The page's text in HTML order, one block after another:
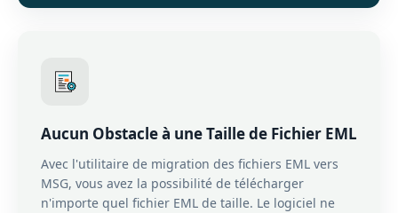
Aucun Obstacle à une Taille de Fichier EML
Avec l'utilitaire de migration des fichiers EML vers
MSG, vous avez la possibilité de télécharger
n'importe quel fichier EML de taille. Le logiciel ne